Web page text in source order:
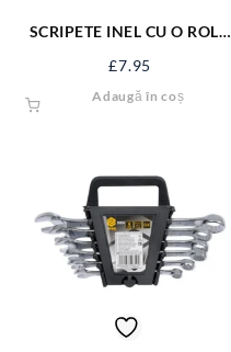
SCRIPETE INEL CU O ROLA
£7.95
Adaugă în coș